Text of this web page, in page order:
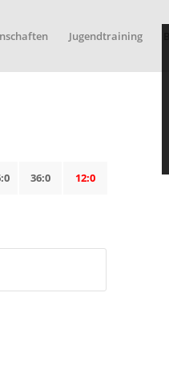
Jugendtraining
12:0
36:0